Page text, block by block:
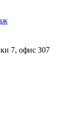
7, офис 307